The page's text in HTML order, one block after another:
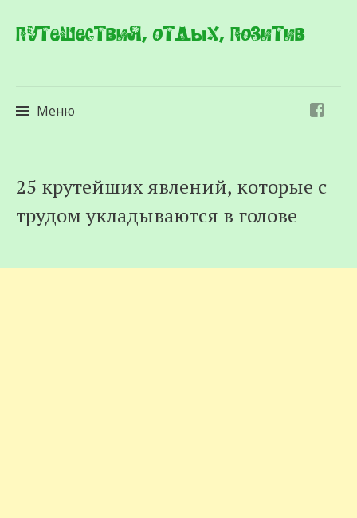
Путешествия, отдых, позитив
Меню
к
содержимому
25 крутейших явлений, которые с
трудом укладываются в голове